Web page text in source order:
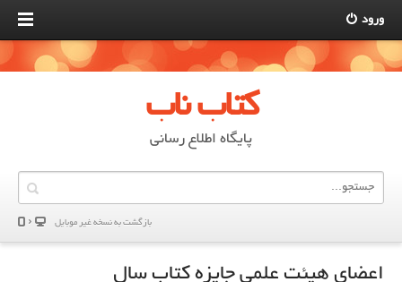
ورود
کتاب ناب
پایگاه اطلاع رسانی
بازگشت به نسخه غير موبایل
اعضای هیئت علمی جایزه کتاب سال